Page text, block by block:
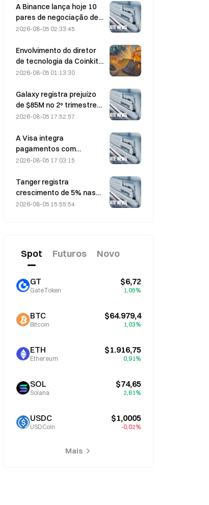
em 5 de agosto
A Binance lança hoje 10
pares de negociação de
bStocks às 20:00 (UTC+8),
para makers.
2026-08-05 02:33:45
Envolvimento do diretor
de tecnologia da Coinkite
em incidente envolvendo
Coldcard desencadeia
quatro ondas de ataques,
com perdas de US$ 114
2026-08-05 01:13:30
Galaxy registra prejuízo
de $85M no 2º trimestre
de 2026; receita fica US$
esperado, ação cai 7,23%
2026-08-05 17:52:57
A Visa integra
pagamentos com
stablecoins à Visa Direct
com a Zero Hash
2026-08-05 17:03:15
Tanger registra
crescimento de 5% nas
vendas, impulsionado pelo
2026-08-05 15:55:54
Spot Futuros Novo
GT
GateToken
$6,72
1,05%
BTC
Bitcoin
$64.979,4
1,03%
ETH
Ethereum
$1.916,75
0,91%
SOL
Solana
$74,65
2,61%
USDC
USDCoin
$1,0005
-0,02%
Mais